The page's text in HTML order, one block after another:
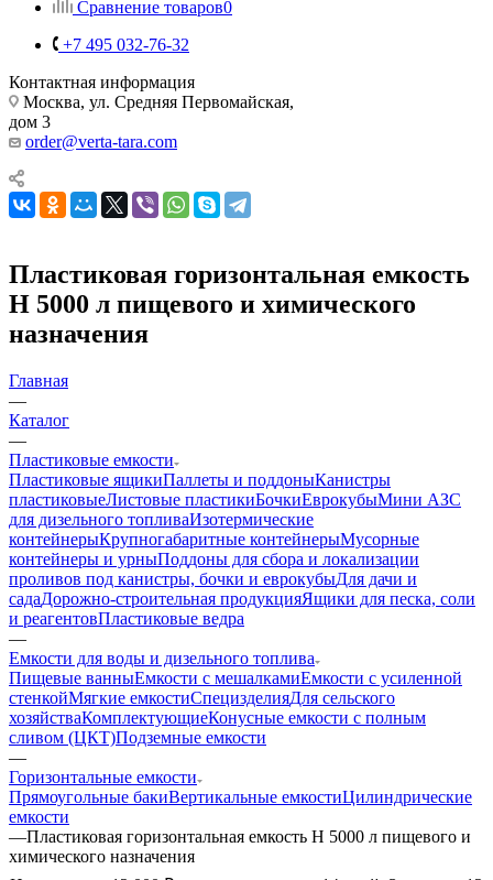
Сравнение товаров0
+7 495 032-76-32
Контактная информация
Москва, ул. Средняя Первомайская,
дом 3
order@verta-tara.com
Пластиковая горизонтальная емкость
H 5000 л пищевого и химического
назначения
Главная
—
Каталог
—
Пластиковые емкости
Пластиковые ящикиПаллеты и поддоныКанистры
пластиковыеЛистовые пластикиБочкиЕврокубыМини АЗС
для дизельного топливаИзотермические
контейнерыКрупногабаритные контейнерыМусорные
контейнеры и урныПоддоны для сбора и локализации
проливов под канистры, бочки и еврокубыДля дачи и
садаДорожно-строительная продукцияЯщики для песка, соли
и реагентовПластиковые ведра
—
Емкости для воды и дизельного топлива
Пищевые ванныЕмкости с мешалкамиЕмкости с усиленной
стенкойМягкие емкостиСпецизделияДля сельского
хозяйстваКомплектующиеКонусные емкости с полным
сливом (ЦКТ)Подземные емкости
—
Горизонтальные емкости
Прямоугольные бакиВертикальные емкостиЦилиндрические
емкости
—Пластиковая горизонтальная емкость H 5000 л пищевого и
химического назначения